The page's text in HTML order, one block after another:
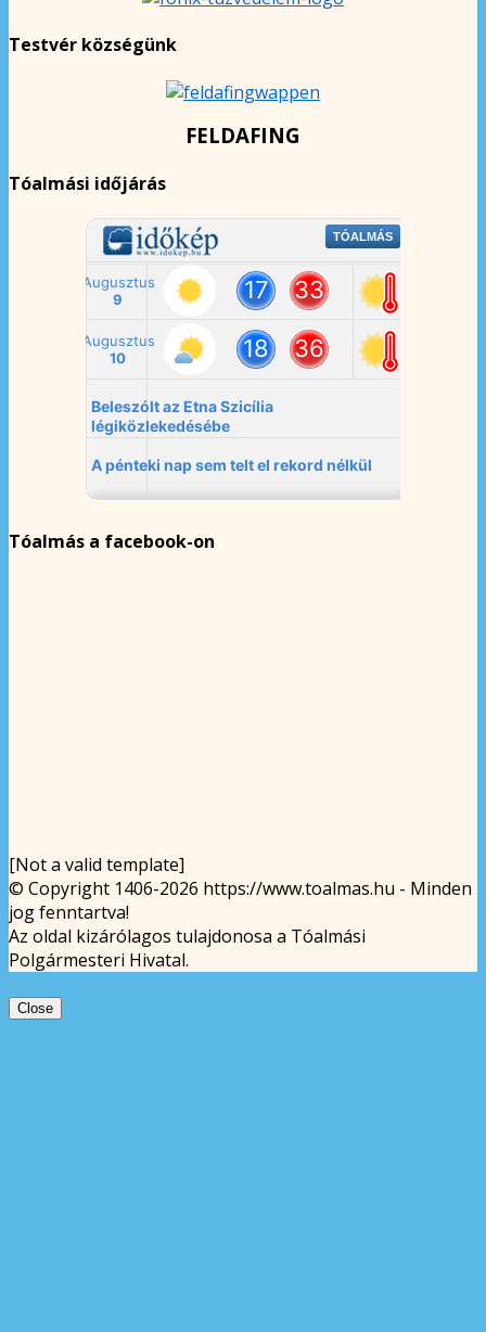
Testvér községünk
FELDAFING
Tóalmási időjárás
Tóalmás a facebook-on
[Not a valid template]
© Copyright 1406-2026 https://www.toalmas.hu - Minden
jog fenntartva!
Az oldal kizárólagos tulajdonosa a Tóalmási
Polgármesteri Hivatal.
Close